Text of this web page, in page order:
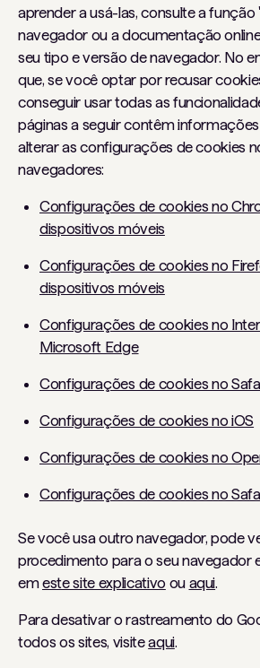
aprender a usá-las, consulte a função
navegador ou a documentação
seu tipo e versão de navegador. No
que, se você optar por recusar
conseguir usar todas as
páginas a seguir contêm
alterar as configurações de cookies
navegadores:
Configurações de cookies no
dispositivos móveis
Configurações de cookies no
dispositivos móveis
Configurações de cookies no
Microsoft Edge
Configurações de cookies no
Configurações de cookies no iOS
Configurações de cookies no
Configurações de cookies no
Se você usa outro navegador, pode
procedimento para o seu navegador
emeste site explicativoou aqui.
Para desativar o rastreamento do
todos os sites, visiteaqui.